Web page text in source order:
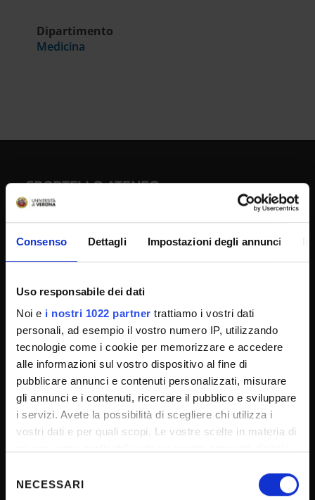
Consenso Dettagli Impostazioni degli annunci
Uso responsabile dei dati
Noi e i nostri 1022 partner trattiamo i vostri dati
personali, ad esempio il vostro numero IP, utilizzando
tecnologie come i cookie per memorizzare e accedere
alle informazioni sul vostro dispositivo al fine di
pubblicare annunci e contenuti personalizzati, misurare
gli annunci e i contenuti, ricercare il pubblico e sviluppare
i servizi. Avete la possibilità di scegliere chi utilizza i
vostri dati e per quali scopi. Le vostre scelte in materia di
modificare o revocare il proprio consenso in qualsiasi
delNECESSARI
Dipartimento
Medicina
SPORTELLO ATENEO
Amministrazione trasparente
Albo Ufficiale
Atti di notifica
Note legali
Cookie
Sponsorizzazioni e donazioni
Iniziative e convegni
Firma Elettronica Avanzata